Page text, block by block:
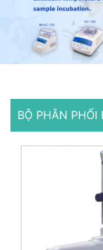
BỘ PHÂN PHỐI